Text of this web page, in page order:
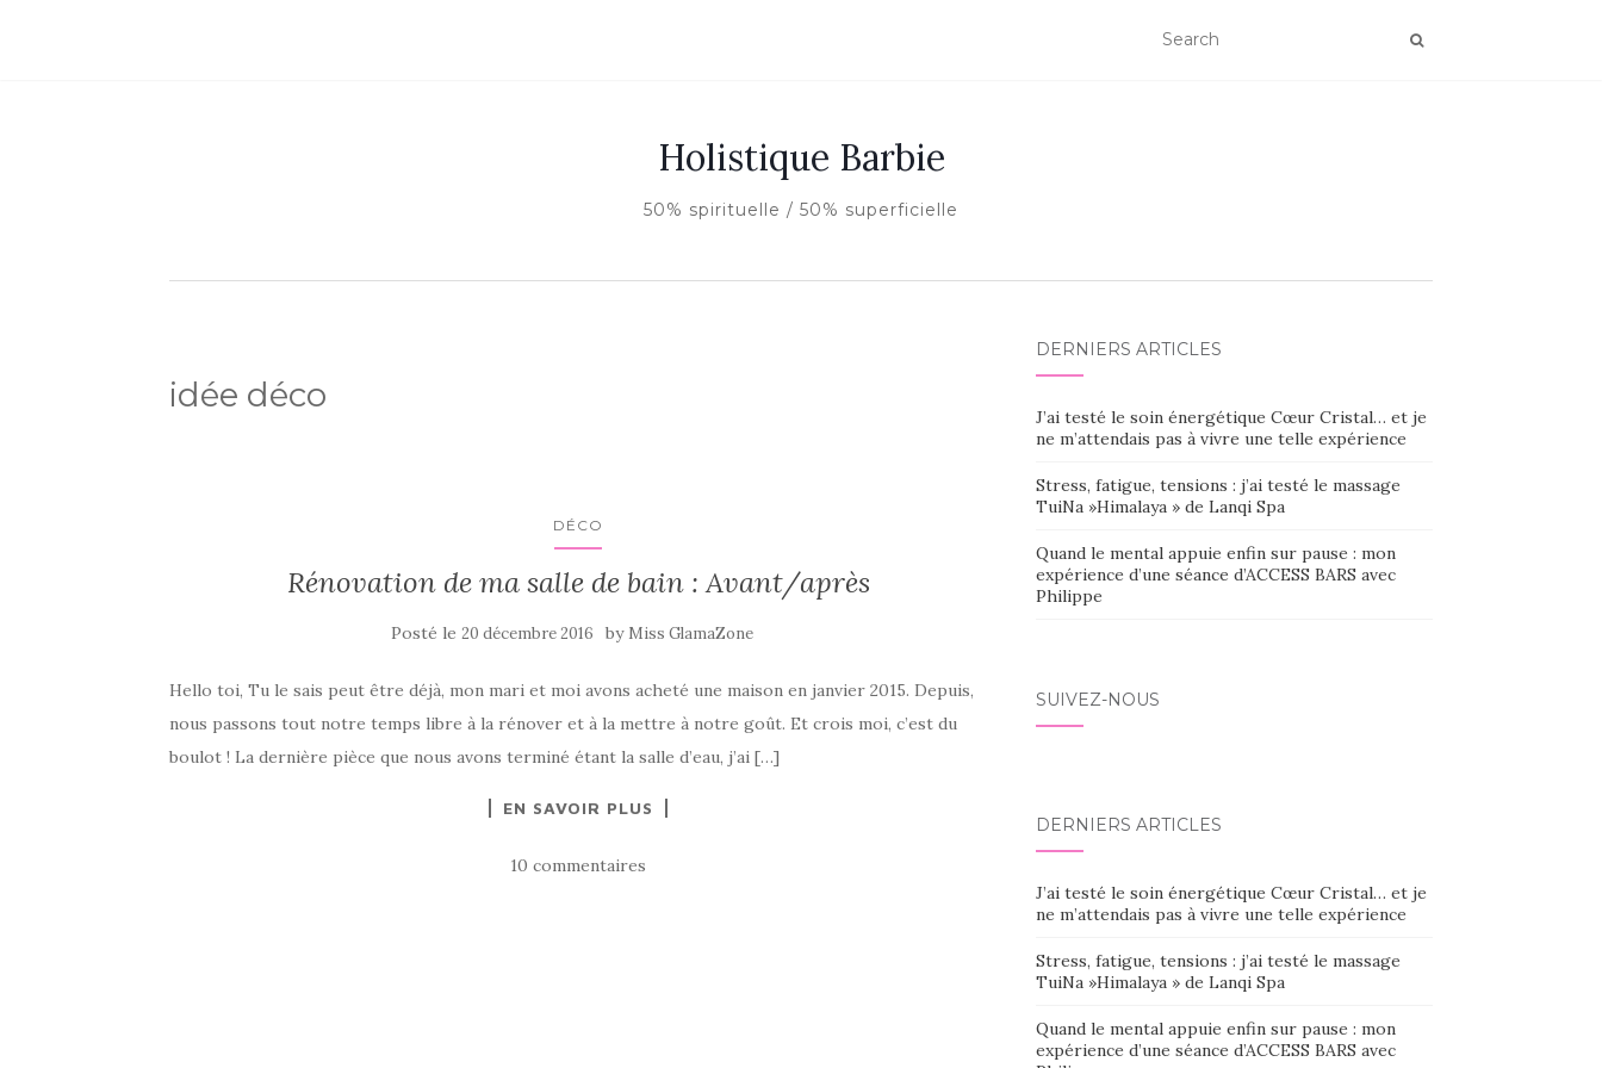
Holistique Barbie
50% spirituelle / 50% superficielle
idée déco
DÉCO
Rénovation de ma salle de bain : Avant/après
Posté le20 décembre 2016 by Miss GlamaZone
Hello toi, Tu le sais peut être déjà, mon mari et moi avons acheté une maison en janvier 2015. Depuis,
nous passons tout notre temps libre à la rénover et à la mettre à notre goût. Et crois moi, c’est du
boulot ! La dernière pièce que nous avons terminé étant la salle d’eau, j’ai […]
EN SAVOIR PLUS
10 commentaires
DERNIERS ARTICLES
J’ai testé le soin énergétique Cœur Cristal… et je
ne m’attendais pas à vivre une telle expérience
Stress, fatigue, tensions : j’ai testé le massage
TuiNa »Himalaya » de Lanqi Spa
Quand le mental appuie enfin sur pause : mon
expérience d’une séance d’ACCESS BARS avec
Philippe
SUIVEZ-NOUS
DERNIERS ARTICLES
J’ai testé le soin énergétique Cœur Cristal… et je
ne m’attendais pas à vivre une telle expérience
Stress, fatigue, tensions : j’ai testé le massage
TuiNa »Himalaya » de Lanqi Spa
Quand le mental appuie enfin sur pause : mon
expérience d’une séance d’ACCESS BARS avec